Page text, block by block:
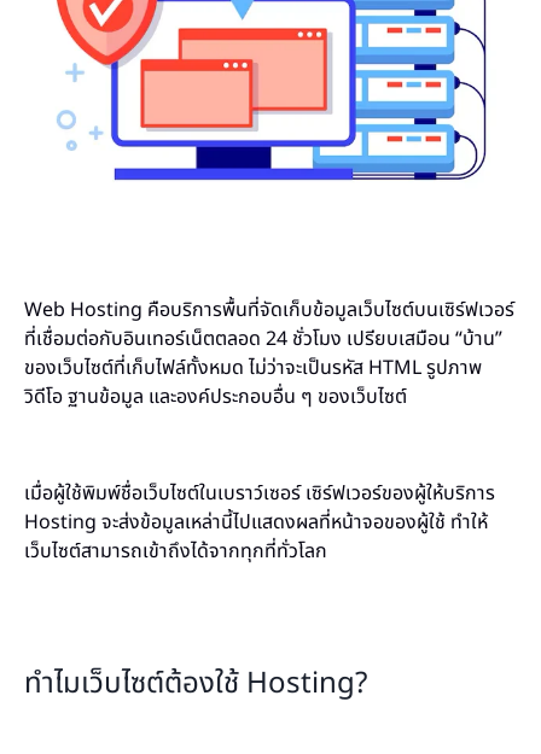
Web Hosting คือบริการพื้นที่จัดเก็บข้อมูลเว็บไซต์บนเซิร์ฟเวอร์
ที่เชื่อมต่อกับอินเทอร์เน็ตตลอด 24 ชั่วโมง เปรียบเสมือน “บ้าน”
ของเว็บไซต์ที่เก็บไฟล์ทั้งหมด ไม่ว่าจะเป็นรหัส HTML รูปภาพ
วิดีโอ ฐานข้อมูล และองค์ประกอบอื่น ๆ ของเว็บไซต์
เมื่อผู้ใช้พิมพ์ชื่อเว็บไซต์ในเบราว์เซอร์ เซิร์ฟเวอร์ของผู้ให้บริการ
Hosting จะส่งข้อมูลเหล่านี้ไปแสดงผลที่หน้าจอของผู้ใช้ ทำให้
เว็บไซต์สามารถเข้าถึงได้จากทุกที่ทั่วโลก
ทำไมเว็บไซต์ต้องใช้ Hosting?